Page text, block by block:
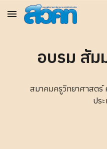
Skip to main content
อบรม สัม
สมาคมครูวิทยาศาสตร์
ปร